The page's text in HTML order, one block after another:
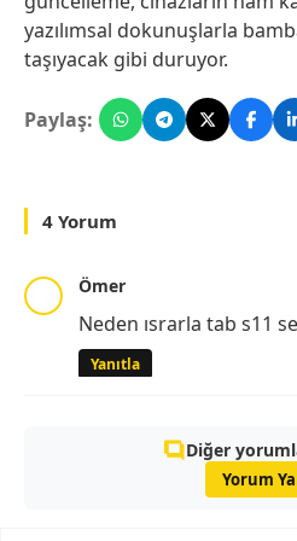
yazılımsal dokunuşlarla
taşıyacak gibi duruyor.
Paylaş:
4 Yorum
Ömer
Neden ısrarla tab s11
Yanıtla
Diğer
Yorum